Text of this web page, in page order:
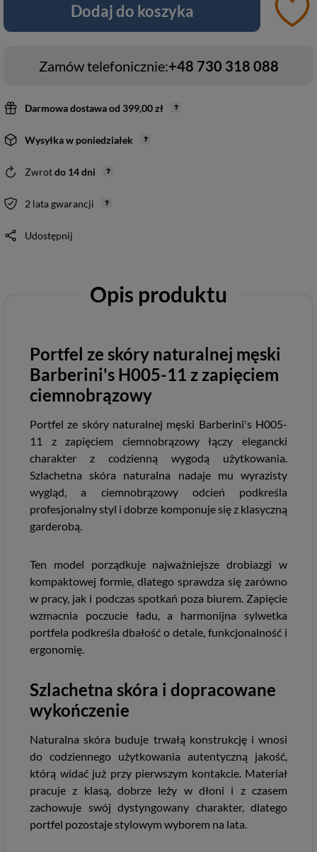
Dodaj do koszyka
Zamów telefonicznie:+48 730 318 088
Darmowa dostawaod 399,00 zł
Wysyłkaw poniedziałek
Zwrotdo 14dni
2 lata gwarancji
Udostępnij
Opis produktu
Portfel ze skóry naturalnej męski
Barberini's H005-11 z zapięciem
ciemnobrązowy
Portfel ze skóry naturalnej męski Barberini's H005-
11 z zapięciem ciemnobrązowy łączy elegancki
charakter z codzienną wygodą użytkowania.
Szlachetna skóra naturalna nadaje mu wyrazisty
wygląd, a ciemnobrązowy odcień podkreśla
profesjonalny styl i dobrze komponuje się z klasyczną
garderobą.
Ten model porządkuje najważniejsze drobiazgi w
kompaktowej formie, dlatego sprawdza się zarówno
w pracy, jak i podczas spotkań poza biurem. Zapięcie
wzmacnia poczucie ładu, a harmonijna sylwetka
portfela podkreśla dbałość o detale, funkcjonalność i
ergonomię.
Szlachetna skóra i dopracowane
wykończenie
Naturalna skóra buduje trwałą konstrukcję i wnosi
do codziennego użytkowania autentyczną jakość,
którą widać już przy pierwszym kontakcie. Materiał
pracuje z klasą, dobrze leży w dłoni i z czasem
zachowuje swój dystyngowany charakter, dlatego
portfel pozostaje stylowym wyborem na lata.